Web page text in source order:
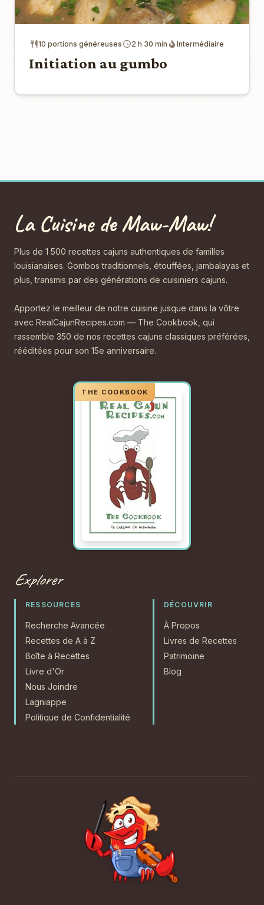
10 portions généreuses 2 h 30 min Intermédiaire
Initiation au gumbo
La Cuisine de Maw-Maw!
Plus de 1 500 recettes cajuns authentiques de familles
louisianaises. Gombos traditionnels, étouffées, jambalayas et
plus, transmis par des générations de cuisiniers cajuns.
Apportez le meilleur de notre cuisine jusque dans la vôtre
avec RealCajunRecipes.com — The Cookbook, qui
rassemble 350 de nos recettes cajuns classiques préférées,
rééditées pour son 15e anniversaire.
Explorer
RESSOURCES
Recherche Avancée
Recettes de A à Z
Boîte à Recettes
Livre d'Or
Nous Joindre
Lagniappe
Politique de Confidentialité
DÉCOUVRIR
À Propos
Livres de Recettes
Patrimoine
Blog